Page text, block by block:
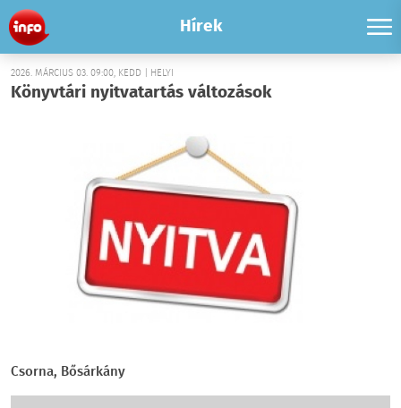
Hírek
2026. MÁRCIUS 03. 09:00, KEDD | HELYI
Könyvtári nyitvatartás változások
Csorna, Bősárkány